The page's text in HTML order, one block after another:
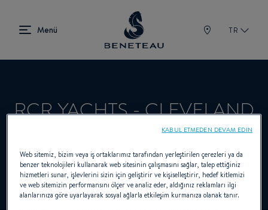
TR
RCR YACHTS - CLEVELAND
Satıcı Sailboats, First için BENETEAU
Web sitemiz, bizim veya iş ortaklarımız tarafından yerleştirilen çerezleri ya da
benzer teknolojileri kullanarak web sitesinin çalışmasını sağlar, talep ettiğiniz
hizmetleri sunar, işlevlerini sizin için geliştirir ve kişiselleştirir, hedef kitlemizi
ve web sitemizin performansını ölçer ve analiz eder, aldığınız reklamları ilgi
alanlarınıza göre uyarlayarak sosyal ağlarla etkileşim kurmanıza olanak tanır.
KABUL ETMEDEN DEVAM EDIN